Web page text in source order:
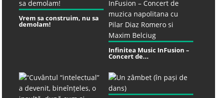
Vrem sa construim, nu sa
demolam!
Infinitea Music InFusion –
Concert de...